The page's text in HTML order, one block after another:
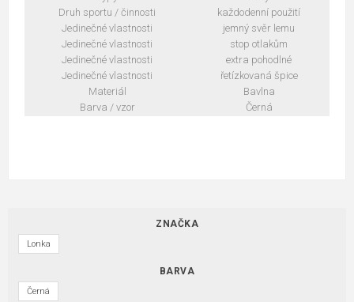
Druh sportu / činnosti
každodenní použití
Jedinečné vlastnosti
jemný svěr lemu
Jedinečné vlastnosti
stop otlakům
Jedinečné vlastnosti
extra pohodlné
Jedinečné vlastnosti
řetízkovaná špice
Materiál
Bavlna
Barva / vzor
Černá
ZNAČKA
Lonka
BARVA
Černá